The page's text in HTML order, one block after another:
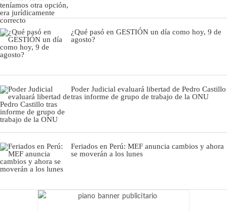
¿Qué pasó en GESTIÓN un día como hoy, 9 de
agosto?
Poder Judicial evaluará libertad de Pedro Castillo
tras informe de grupo de trabajo de la ONU
Feriados en Perú: MEF anuncia cambios y ahora
se moverán a los lunes